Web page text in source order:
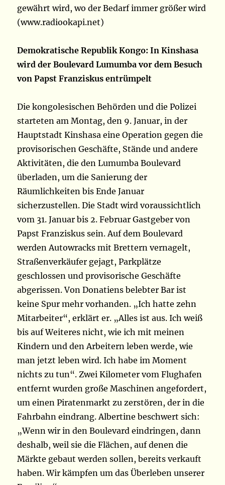
gewährt wird, wo der Bedarf immer größer wird
(www.radiookapi.net)
Demokratische Republik Kongo: In Kinshasa
wird der Boulevard Lumumba vor dem Besuch
von Papst Franziskus entrümpelt
Die kongolesischen Behörden und die Polizei
starteten am Montag, den 9. Januar, in der
Hauptstadt Kinshasa eine Operation gegen die
provisorischen Geschäfte, Stände und andere
Aktivitäten, die den Lumumba Boulevard
überladen, um die Sanierung der
Räumlichkeiten bis Ende Januar
sicherzustellen. Die Stadt wird voraussichtlich
vom 31. Januar bis 2. Februar Gastgeber von
Papst Franziskus sein. Auf dem Boulevard
werden Autowracks mit Brettern vernagelt,
Straßenverkäufer gejagt, Parkplätze
geschlossen und provisorische Geschäfte
abgerissen. Von Donatiens belebter Bar ist
keine Spur mehr vorhanden. „Ich hatte zehn
Mitarbeiter“, erklärt er. „Alles ist aus. Ich weiß
bis auf Weiteres nicht, wie ich mit meinen
Kindern und den Arbeitern leben werde, wie
man jetzt leben wird. Ich habe im Moment
nichts zu tun“. Zwei Kilometer vom Flughafen
entfernt wurden große Maschinen angefordert,
um einen Piratenmarkt zu zerstören, der in die
Fahrbahn eindrang. Albertine beschwert sich:
„Wenn wir in den Boulevard eindringen, dann
deshalb, weil sie die Flächen, auf denen die
Märkte gebaut werden sollen, bereits verkauft
haben. Wir kämpfen um das Überleben unserer